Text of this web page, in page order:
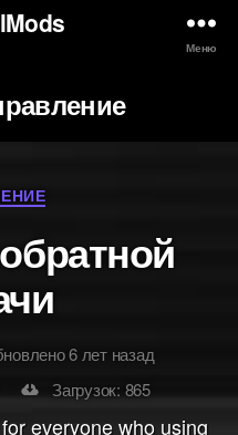
Меню
6 лет назад
Загрузок: 865
everyone who using